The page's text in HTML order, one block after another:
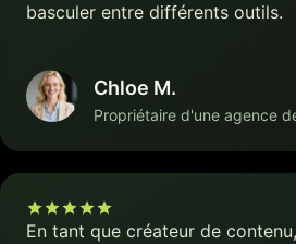
basculer entre différents outils.
Chloe M.
Propriétaire d'une agence
En tant que créateur de